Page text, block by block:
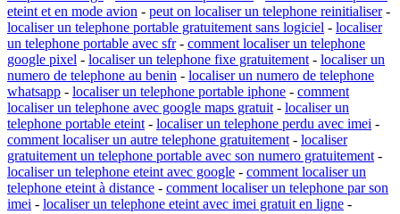
eteint et en mode avion - peut on localiser un telephone reinitialiser-
localiser un telephone portable gratuitement sans logiciel - localiser
un telephone portable avec sfr- comment localiser un telephone
google pixel - localiser un telephone fixe gratuitement - localiser un
numero de telephone au benin - localiser un numero de telephone
whatsapp - localiser un telephone portable iphone - comment
localiser un telephone avec google maps gratuit - localiser un
telephone portable eteint - localiser un telephone perdu avec imei -
comment localiser un autre telephone gratuitement - localiser
gratuitement un telephone portable avec son numero gratuitement -
localiser un telephone eteint avec google - comment localiser un
telephone eteint à distance - comment localiser un telephone par son
imei - localiser un telephone eteint avec imei gratuit en ligne -